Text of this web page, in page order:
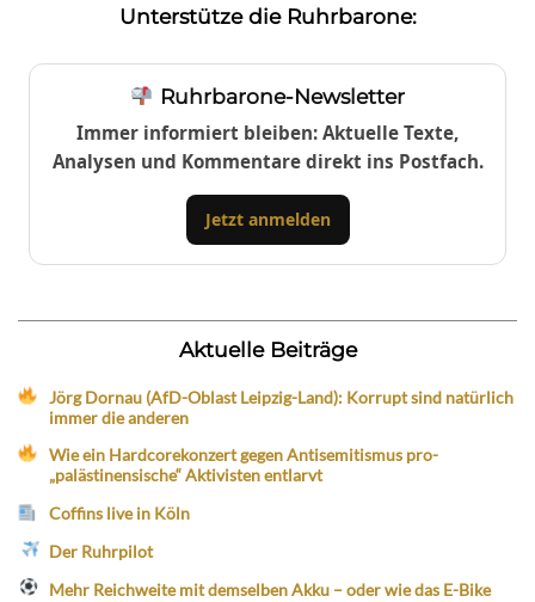
Unterstütze die Ruhrbarone:
Ruhrbarone-Newsletter
Immer informiert bleiben: Aktuelle Texte,
Analysen und Kommentare direkt ins Postfach.
Jetzt anmelden
Aktuelle Beiträge
Jörg Dornau (AfD-Oblast Leipzig-Land): Korrupt sind natürlich
immer die anderen
Wie ein Hardcorekonzert gegen Antisemitismus pro-
„palästinensische“ Aktivisten entlarvt
Coffins live in Köln
Der Ruhrpilot
Mehr Reichweite mit demselben Akku – oder wie das E-Bike